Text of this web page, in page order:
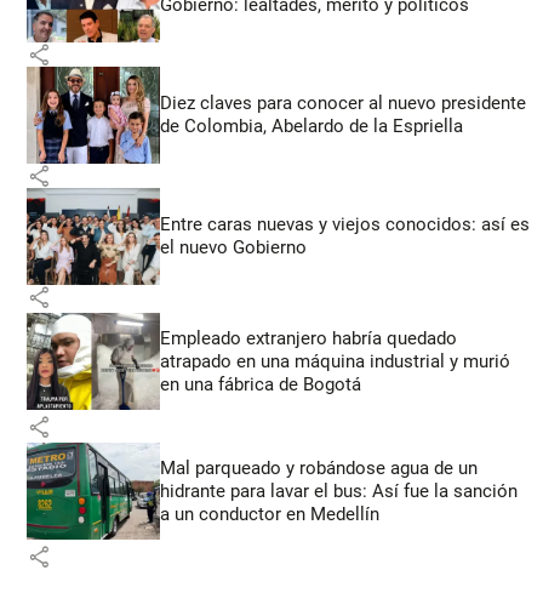
Gobierno: lealtades, mérito y políticos
share
Diez claves para conocer al nuevo presidente
de Colombia, Abelardo de la Espriella
share
Entre caras nuevas y viejos conocidos: así es
el nuevo Gobierno
share
Empleado extranjero habría quedado
atrapado en una máquina industrial y murió
en una fábrica de Bogotá
share
Mal parqueado y robándose agua de un
hidrante para lavar el bus: Así fue la sanción
a un conductor en Medellín
share